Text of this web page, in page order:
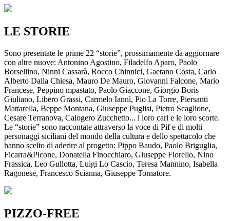
LE STORIE
Sono presentate le prime 22 “storie”, prossimamente da aggiornare
con altre nuove: Antonino Agostino, Filadelfo Aparo, Paolo
Borsellino, Ninni Cassarà, Rocco Chinnici, Gaetano Costa, Carlo
Alberto Dalla Chiesa, Mauro De Mauro, Giovanni Falcone, Mario
Francese, Peppino mpastato, Paolo Giaccone, Giorgio Boris
Giuliano, Libero Grassi, Carmelo Iannì, Pio La Torre, Piersanti
Mattarella, Beppe Montana, Giuseppe Puglisi, Pietro Scaglione,
Cesare Terranova, Calogero Zucchetto... i loro cari e le loro scorte.
Le “storie” sono raccontate attraverso la voce di Pif e di molti
personaggi siciliani del mondo della cultura e dello spettacolo che
hanno scelto di aderire al progetto: Pippo Baudo, Paolo Briguglia,
Ficarra&Picone, Donatella Finocchiaro, Giuseppe Fiorello, Nino
Frassica, Leo Gullotta, Luigi Lo Cascio, Teresa Mannino, Isabella
Ragonese, Francesco Scianna, Giuseppe Tornatore.
PIZZO-FREE